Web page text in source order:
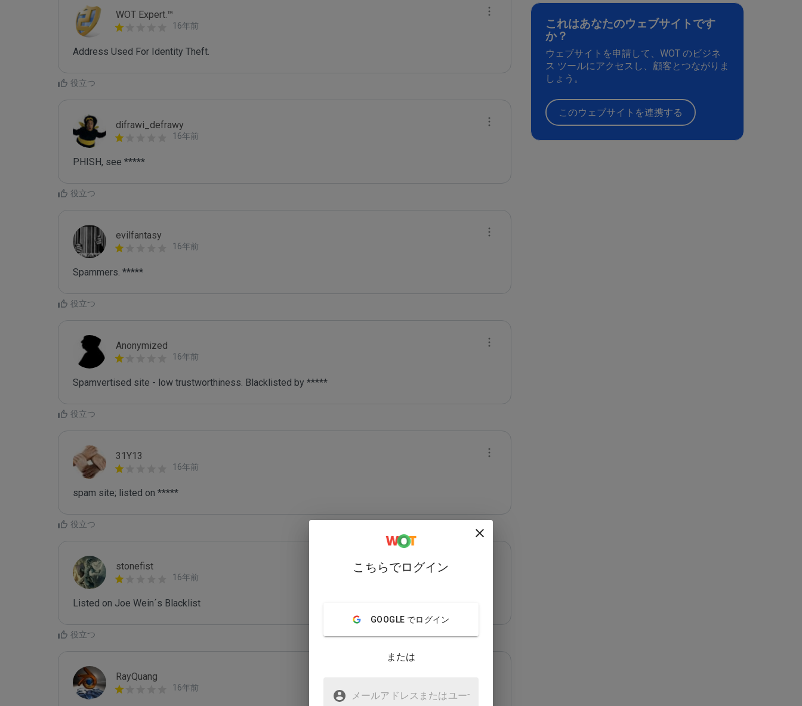
WOT Expert.™
16年前
Address Used For Identity Theft.
役立つ
difrawi_defrawy
16年前
PHISH, see *****
役立つ
evilfantasy
16年前
Spammers. *****
役立つ
Anonymized
16年前
Spamvertised site - low trustworthiness. Blacklisted by *****
役立つ
31Y13
16年前
spam site; listed on *****
役立つ
stonefist
16年前
Listed on Joe Wein´s Blacklist
役立つ
RayQuang
16年前
これはあなたのウェブサイトです
か？
ウェブサイトを申請して、WOT のビジネ
ス ツールにアクセスし、顧客とつながりま
しょう。
このウェブサイトを連携する
こちらでログイン
GOOGLE でログイン
または
メールアドレスまたはユーザ
名